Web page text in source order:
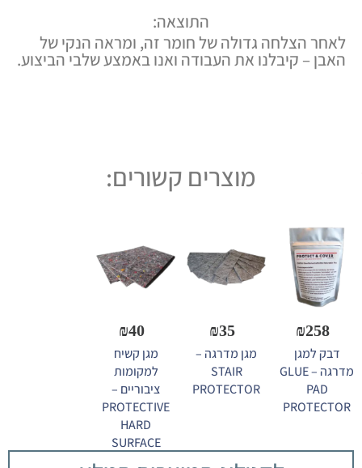
התוצאה:
לאחר הצלחה גדולה של חומר זה, ומראה הנקי של
האבן – קיבלנו את העבודה ואנו באמצע שלבי הביצוע.
מוצרים קשורים:
₪258
דבק למגן
מדרגה – GLUE
PAD
PROTECTOR
₪35
מגן מדרגה –
STAIR
PROTECTOR
₪40
מגן קשיח
למקומות
ציבוריים –
PROTECTIVE
HARD
SURFACE